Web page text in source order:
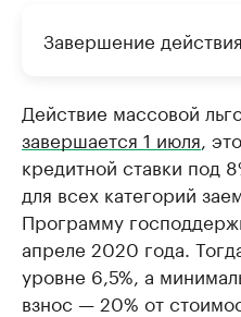
Завершение
Действие массовой
завершается 1 июля ,
кредитной ставки под
для всех категорий
Программу
апреле 2020 года.
уровне 6,5%, а
взнос — 20% от